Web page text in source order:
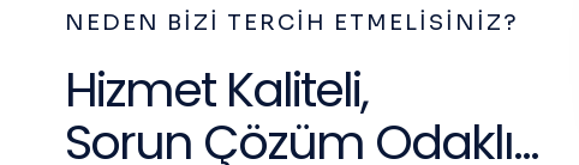
NEDEN BIZI TERCIH ETMELISINIZ?
Hizmet Kaliteli,
Sorun Çözüm Odaklı...